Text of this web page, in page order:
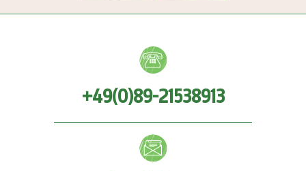
+49(0)89-21538913